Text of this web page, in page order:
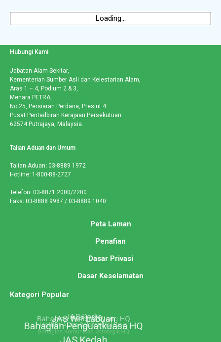
Loading...
Hubungi Kami
Jabatan Alam Sekitar,
Kementerian Sumber Asli dan Kelestarian Alam,
Aras 1 – 4, Podium 2 & 3,
Menara PETRA,
No.25, Persiaran Perdana, Presint 4
Pusat Pentadbiran Kerajaan Persekutuan
62574 Putrajaya, Malaysia.
Talian Aduan dan Umum
Talian Aduan: 03-8889 1972
Hotline: 1-800-88-2727
Telefon: 03-8871 2000/2200
Faks: 03-8888 9987 / 03-8889 1040
Peta Laman
Penafian
Dasar Privasi
Dasar Keselamatan
Kategori Popular